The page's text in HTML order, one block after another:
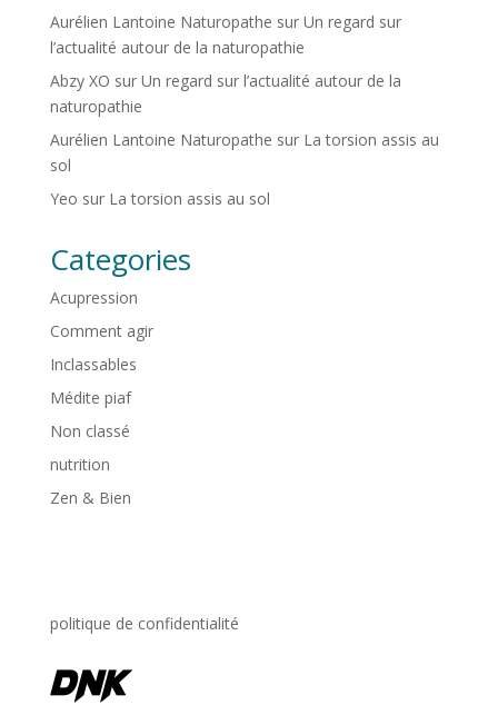
Aurélien Lantoine Naturopathe sur Un regard sur
l’actualité autour de la naturopathie
Abzy XO sur Un regard sur l’actualité autour de la
naturopathie
Aurélien Lantoine Naturopathe sur La torsion assis au
sol
Yeo sur La torsion assis au sol
Categories
Acupression
Comment agir
Inclassables
Médite piaf
Non classé
nutrition
Zen & Bien
politique de confidentialité